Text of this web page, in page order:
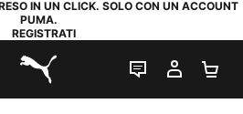
IN UN CLICK. SOLO CON UN ACCOUNT
PUMA.
REGISTRATI
PUMA.com
CHAT IL MIO